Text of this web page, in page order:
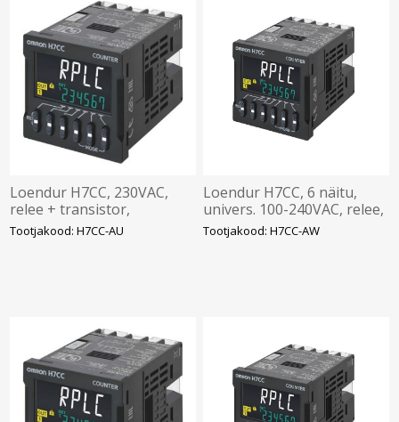
Loendur H7CC, 230VAC,
relee + transistor,
48x48x106mm, Omron
Tootjakood: H7CC-AU
Loendur H7CC, 6 näitu,
univers. 100-240VAC, relee,
Omron
Tootjakood: H7CC-AW